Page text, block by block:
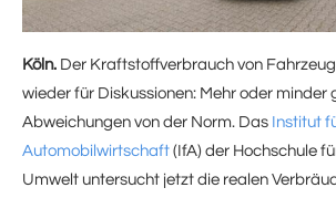
Köln. Der Kraftstoffverbrauch von
wieder für Diskussionen: Mehr oder minder
Abweichungen von der Norm. Das Institut
Automobilwirtschaft (IfA) der Hochschule
Umwelt untersucht jetzt die realen